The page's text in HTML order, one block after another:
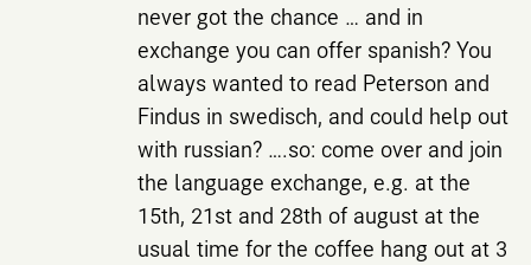
never got the chance … and in
exchange you can offer spanish? You
always wanted to read Peterson and
Findus in swedisch, and could help out
with russian? ….so: come over and join
the language exchange, e.g. at the
15th, 21st and 28th of august at the
usual time for the coffee hang out at 3